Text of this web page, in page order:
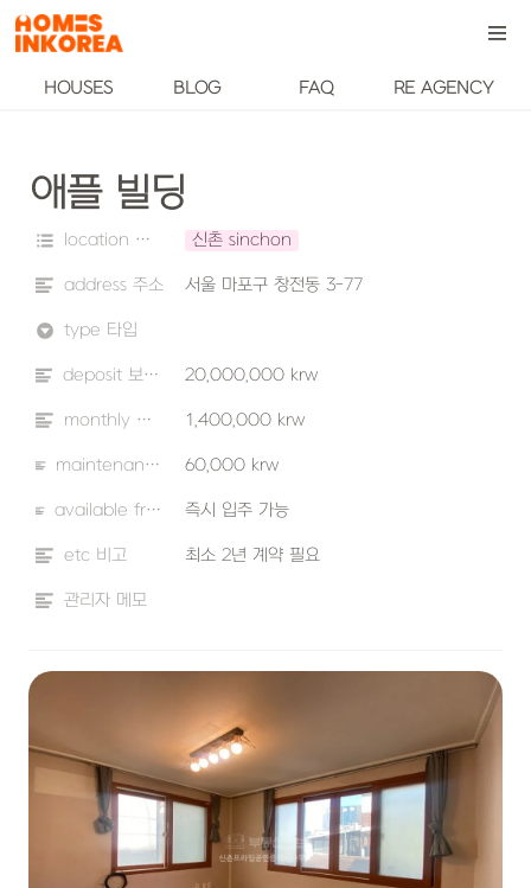
HOUSES BLOG FAQ RE AGENCY
애플 빌딩
location 위치 신촌 sinchon
address 주소 서울 마포구 창전동 3-77
type 타입
deposit 보증금 20,000,000 krw
monthly 월세 1,400,000 krw
maintenance fee 관리비 60,000 krw
available from 입주 가능 날짜 즉시 입주 가능
etc 비고 최소 2년 계약 필요
관리자 메모